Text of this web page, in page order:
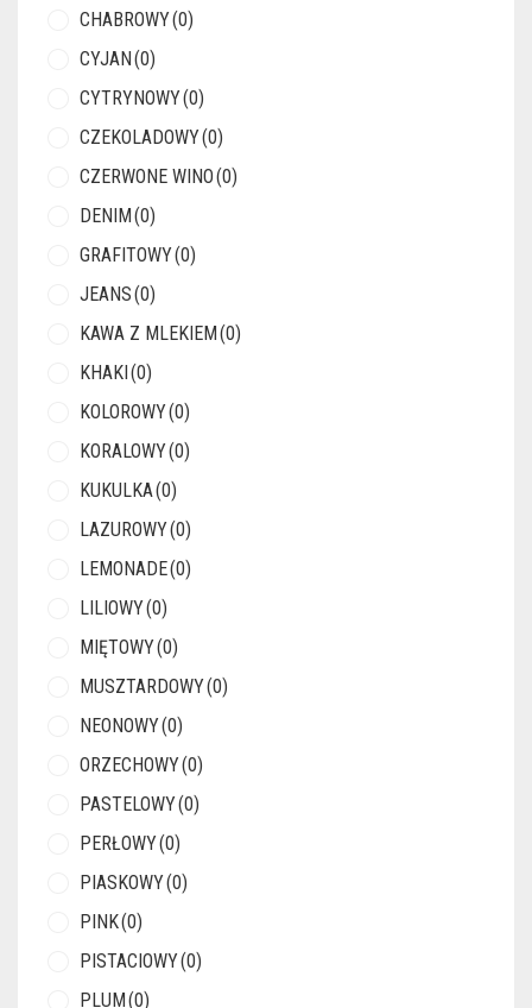
CHABROWY(0)
CYJAN(0)
CYTRYNOWY(0)
CZEKOLADOWY(0)
CZERWONE WINO(0)
DENIM(0)
GRAFITOWY(0)
JEANS(0)
KAWA Z MLEKIEM(0)
KHAKI(0)
KOLOROWY(0)
KORALOWY(0)
KUKULKA(0)
LAZUROWY(0)
LEMONADE(0)
LILIOWY(0)
MIĘTOWY(0)
MUSZTARDOWY(0)
NEONOWY(0)
ORZECHOWY(0)
PASTELOWY(0)
PERŁOWY(0)
PIASKOWY(0)
PINK(0)
PISTACIOWY(0)
PLUM(0)